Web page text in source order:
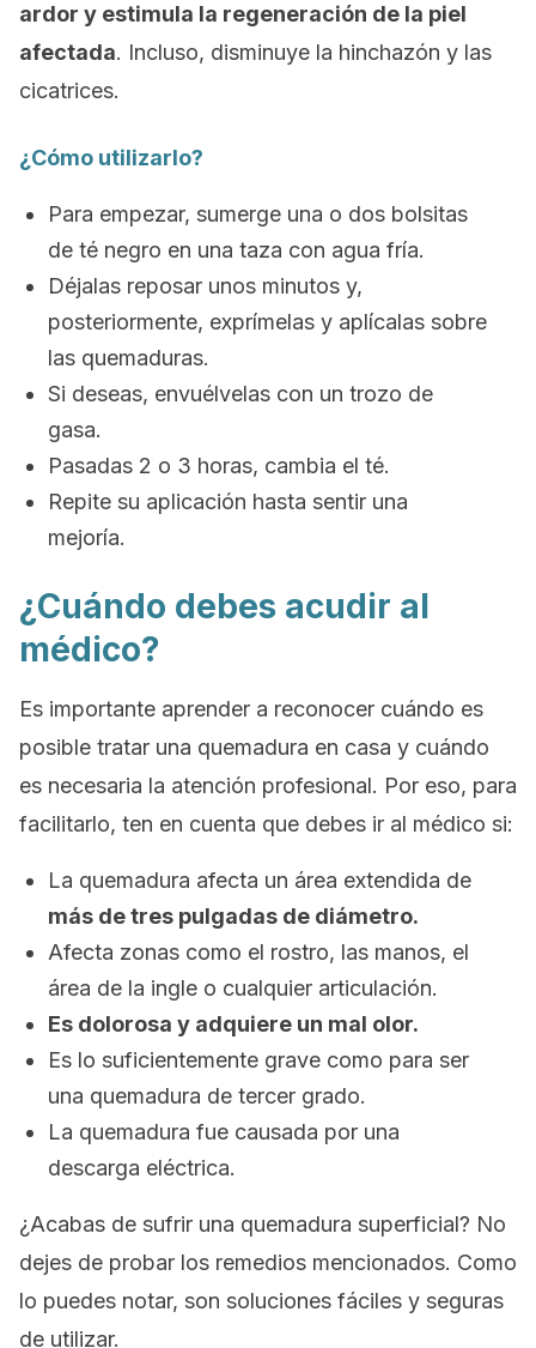
ardor y estimula la regeneración de la piel
afectada. Incluso, disminuye la hinchazón y las
cicatrices.
¿Cómo utilizarlo?
Para empezar, sumerge una o dos bolsitas
de té negro en una taza con agua fría.
Déjalas reposar unos minutos y,
posteriormente, exprímelas y aplícalas sobre
las quemaduras.
Si deseas, envuélvelas con un trozo de
gasa.
Pasadas 2 o 3 horas, cambia el té.
Repite su aplicación hasta sentir una
mejoría.
¿Cuándo debes acudir al
médico?
Es importante aprender a reconocer cuándo es
posible tratar una quemadura en casa y cuándo
es necesaria la atención profesional. Por eso, para
facilitarlo, ten en cuenta que debes ir al médico si:
La quemadura afecta un área extendida de
más de tres pulgadas de diámetro.
Afecta zonas como el rostro, las manos, el
área de la ingle o cualquier articulación.
Es dolorosa y adquiere un mal olor.
Es lo suficientemente grave como para ser
una quemadura de tercer grado.
La quemadura fue causada por una
descarga eléctrica.
¿Acabas de sufrir una quemadura superficial? No
dejes de probar los remedios mencionados. Como
lo puedes notar, son soluciones fáciles y seguras
de utilizar.